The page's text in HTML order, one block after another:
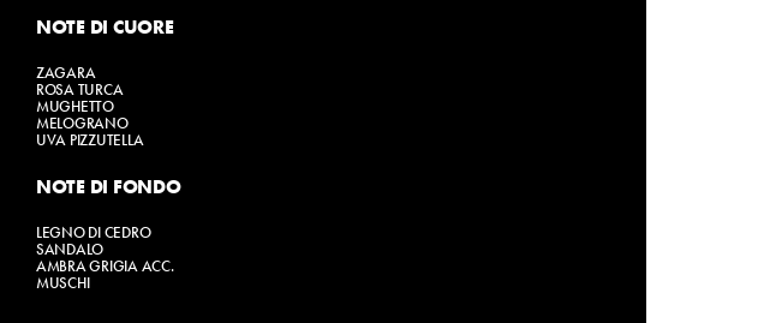
LINALOOL
EUGENOL.
NOTE DI CUORE
ZAGARA
ROSA TURCA
MUGHETTO
MELOGRANO
UVA PIZZUTELLA
NOTE DI FONDO
LEGNO DI CEDRO
SANDALO
AMBRA GRIGIA ACC.
MUSCHI